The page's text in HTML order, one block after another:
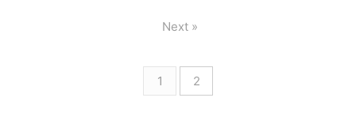
けを狙うキレイめファッショ
た】【とりあえず流行ってい
かと思います。 そこで、今一
なんてことはありません。 筆
すが、普通にオーバーサイズ
のロングコートを着用してい
ます。 長すぎない着丈がベス
1 2
Next »